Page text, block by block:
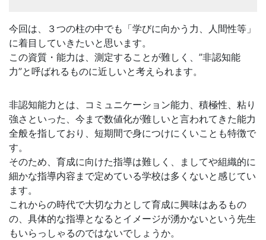
ら
な
る
充
実
の
た
め
今回は、３つの柱の中でも「学びに向かう力、人間性等」
に着目していきたいと思います。
この資質・能力は、測定することが難しく、”非認知能
力”と呼ばれるものに近しいと考えられます。
非認知能力とは、コミュニケーション能力、積極性、粘り
強さといった、今まで数値化が難しいと言われてきた能力
全般を指しており、短期間で身につけにくいことも特徴で
す。
そのため、育成に向けた指導は難しく、ましてや組織的に
細かな指導内容まで定めている学校は多くないと感じてい
ます。
これからの時代で大切な力として育成に興味はあるもの
の、具体的な指導となるとイメージが湧かないという先生
もいらっしゃるのではないでしょうか。